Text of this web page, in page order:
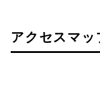
アクセスマッ